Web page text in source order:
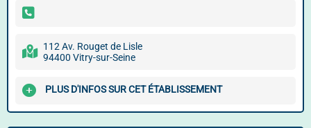
112 Av. Rouget de Lisle
94400 Vitry-sur-Seine
PLUS D'INFOS SUR CET ÉTABLISSEMENT